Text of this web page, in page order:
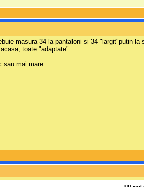
masura 34 la pantaloni si 34 "largit"putin la
toate "adaptate".
sau mai mare.